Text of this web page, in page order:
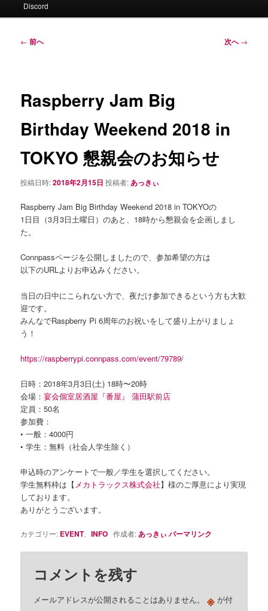
メ
Discord
投
ー
ョ
← 前へ 次へ→
Raspberry Jam Big
Birthday Weekend 2018 in
TOKYO 懇親会のお知らせ
投稿日時:2018年2月15日 投稿者:あっきぃ
Raspberry Jam Big Birthday Weekend 2018 in TOKYOの
1日目（3月3日土曜日）のあと、18時から懇親会を企画しまし
た。
Connpassページを公開しましたので、参加希望の方は
以下のURLよりお申込みください。
当日の日中にこられない方で、夜だけ参加できるという方も大歓
迎です。
みんなでRaspberry Pi 6周年のお祝いをして盛り上がりましょ
う！
https://raspberrypi.connpass.com/event/79789/
日時：2018年3月3日(土) 18時〜20時
会場：宴会個室居酒屋『番屋』 蒲田駅前店
定員：50名
参加費：
• 一般：4000円
• 学生：無料（社会人学生除く）
申込時のアンケートで一般／学生を選択してください。
学生無料枠は【 メカトラックス株式会社】様のご厚意により実現
しております。
ありがとうございます。
カテゴリー: EVENT、INFO 作成者:あっきぃ パーマリンク
コメントを残す
メールアドレスが公開されることはありません。 ※ が付